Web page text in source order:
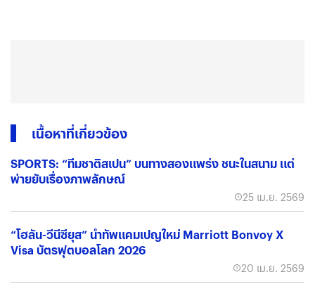
เนื้อหาที่เกี่ยวข้อง
SPORTS: “ทีมชาติสเปน” บนทางสองแพร่ง ชนะในสนาม แต่
พ่ายยับเรื่องภาพลักษณ์
25 เม.ย. 2569
“โฮลัน-วีนีซียุส” นำทัพแคมเปญใหม่ Marriott Bonvoy X
Visa บัตรฟุตบอลโลก 2026
20 เม.ย. 2569